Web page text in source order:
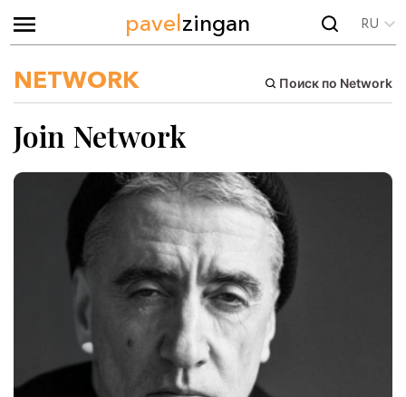
pavelzingan RU
NETWORK Поиск по Network
Join Network